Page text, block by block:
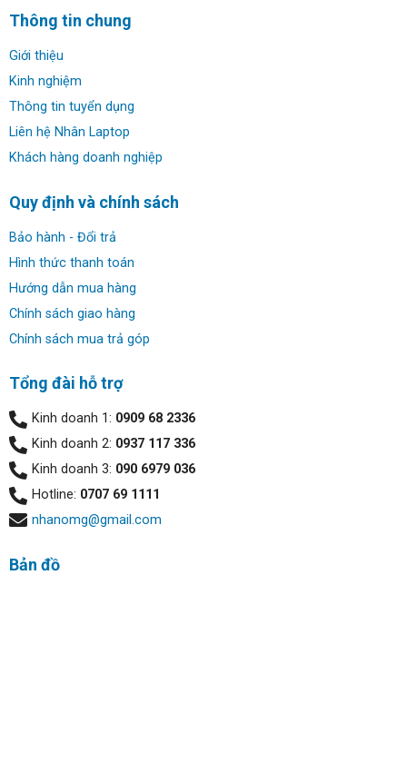
Tăng cường năng suất làm việc nhờ cấu hình tiên
Lenovo ThinkBook 15 G2 ITL
nhờ việc sử dụng bộ vi xử lý Intel thế hệ thứ 11 mới nhất
hiện nay. Con chip Intel Core i5 1135G7 không chỉ cho tốc
độ nhanh với 4 lõi 8 luồng, tốc độ xung nhịp tối đa lên tới
tiết kiệm điện. Kết hợp thêm 8GB/16GB RAM DDR4 3200
MHz và ổ cứng SSD dung lượng cao 256GB/512GB, bạn
sẽ có một thiết bị làm việc lý tưởng, tối ưu hiệu suất trong
công việc.
Thông tin chung
Giới thiệu
Kinh nghiệm
Thông tin tuyển dụng
Liên hệ Nhân Laptop
Khách hàng doanh nghiệp
Quy định và chính sách
Bảo hành - Đổi trả
Hình thức thanh toán
Hướng dẫn mua hàng
Chính sách giao hàng
Chính sách mua trả góp
Tổng đài hỗ trợ
Kinh doanh 1: 0909 68 2336
Kinh doanh 2: 0937 117 336
Kinh doanh 3: 090 6979 036
Hotline: 0707 69 1111
nhanomg@gmail.com
Bản đồ